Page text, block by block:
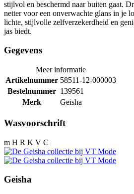
stijlvol en beschermd naar buiten gaat.
netter voor een onverwachte glans in je
lichte, stijlvolle zelfverzekerdheid en
jas biedt.
Gegevens
Meer informatie
Artikelnummer 58511-12-000003
Bestelnummer 139561
Merk
Geisha
Wasvoorschrift
m H R K V C
Geisha